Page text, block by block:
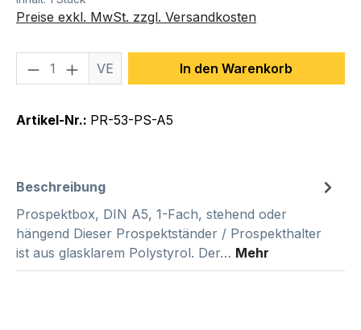
Preise exkl. MwSt. zzgl. Versandkosten
Produkt Anzahl: Gib den
VE In den Warenkorb
Artikel-Nr.: PR-53-PS-A5
Beschreibung
Prospektbox, DIN A5, 1-Fach, stehend oder
hängend Dieser Prospektständer / Prospekthalter
ist aus glasklarem Polystyrol. Der… Mehr